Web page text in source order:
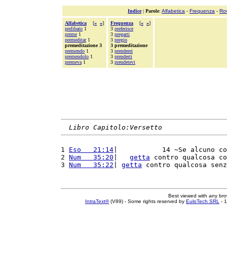
Indice| Parole: Alfabetica - Frequenza -
Alfabetica [« »]
prelibato 1
preme 1
premeditar1
premeditazione 3
premendo 1
premendolo 1
premeva 1
Frequenza [« »]
3 preferisce
3 pregarti
3 pregio
3 premeditazione
3 prenderei
3 prenderti
3 prendetevi
Libro Capitolo:Versetto
1 Eso   21:14 |           14 ~Se alcuno
2 Num   35:20 getta contro qualcosa
3 Num   35:22 getta contro qualcosa
Best viewed with any
IntraText®(V89) - Some rights reserved by EuloTech SRL -